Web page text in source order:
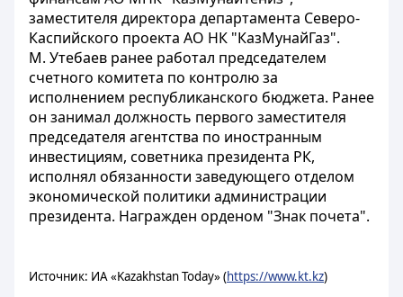
заместителя директора департамента Северо-
Каспийского проекта АО НК "КазМунайГаз".
М. Утебаев ранее работал председателем
счетного комитета по контролю за
исполнением республиканского бюджета. Ранее
он занимал должность первого заместителя
председателя агентства по иностранным
инвестициям, советника президента РК,
исполнял обязанности заведующего отделом
экономической политики администрации
президента. Награжден орденом "Знак почета".
Источник: ИА «Kazakhstan Today» (https://www.kt.kz)